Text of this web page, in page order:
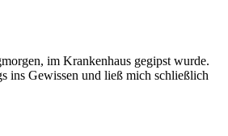
im Krankenhaus gegipst wurde.
ins Gewissen und ließ mich schließlich